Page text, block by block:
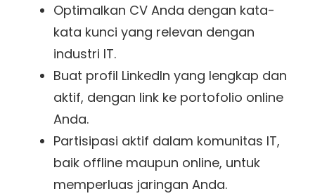
Optimalkan CV Anda dengan kata-
kata kunci yang relevan dengan
industri IT.
Buat profil LinkedIn yang lengkap dan
aktif, dengan link ke portofolio online
Anda.
Partisipasi aktif dalam komunitas IT,
baik offline maupun online, untuk
memperluas jaringan Anda.